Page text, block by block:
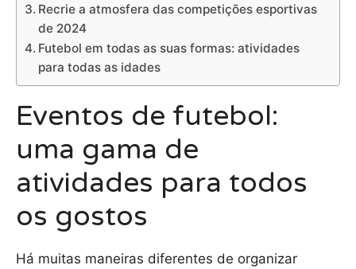
Recrie a atmosfera das competições esportivas
de 2024
Futebol em todas as suas formas: atividades
para todas as idades
Eventos de futebol:
uma gama de
atividades para todos
os gostos
Há muitas maneiras diferentes de organizar